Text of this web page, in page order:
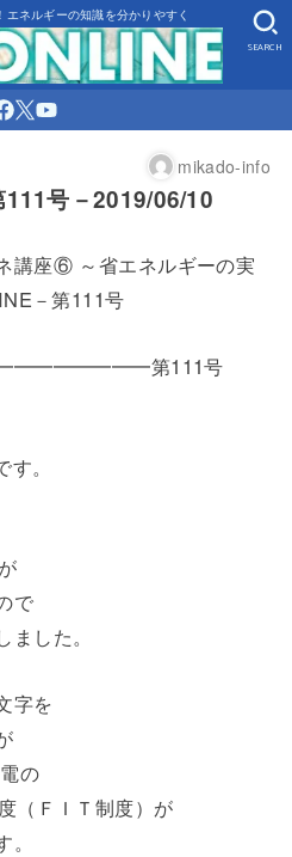
ネルギーの知識を分かりやすく
SEARCH
mikado-info
号－2019/06/10
講座⑥ ～省エネルギーの実
－第111号
第111号
。
で
した。
字を
の
（ＦＩＴ制度）が